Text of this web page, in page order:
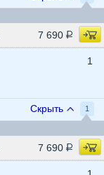
7 690
1
Скрыть 1
7 690